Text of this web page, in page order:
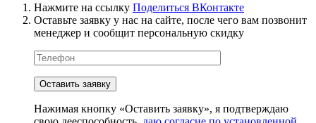
Нажмите на ссылку Поделиться ВКонтакте
Оставьте заявку у нас на сайте, после чего вам позвонит
менеджер и сообщит персональную скидку
Нажимая кнопку «Оставить заявку», я подтверждаю